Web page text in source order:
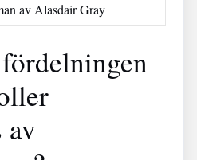
av Alasdair Gray
av